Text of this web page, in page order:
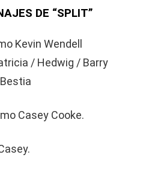
DE “SPLIT”
Kevin Wendell
/ Hedwig / Barry
Casey Cooke.